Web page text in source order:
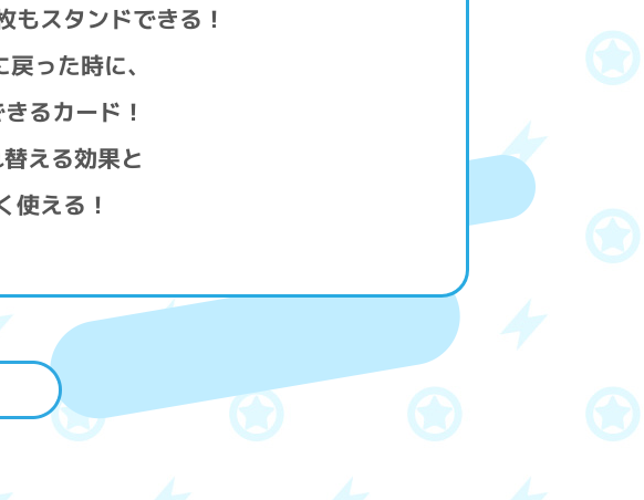
もスタンドできる！
った時に、
るカード！
える効果と
使える！